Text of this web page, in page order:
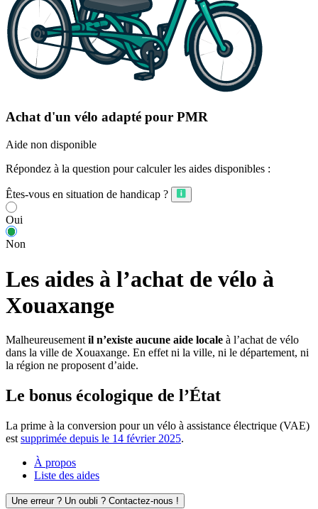
Achat d'un vélo adapté pour PMR
Aide non disponible
Répondez à la question pour calculer les aides disponibles :
Êtes-vous en situation de handicap ?
Oui
Non
Les aides à l’achat de vélo à
Xouaxange
Malheureusement il n’existe aucune aide locale à l’achat de vélo
dans la ville de Xouaxange. En effet ni la ville, ni le département, ni
la région ne proposent d’aide.
Le bonus écologique de l’État
La prime à la conversion pour un vélo à assistance électrique (VAE)
est supprimée depuis le 14 février 2025.
À propos
Liste des aides
Une erreur ? Un oubli ? Contactez-nous !